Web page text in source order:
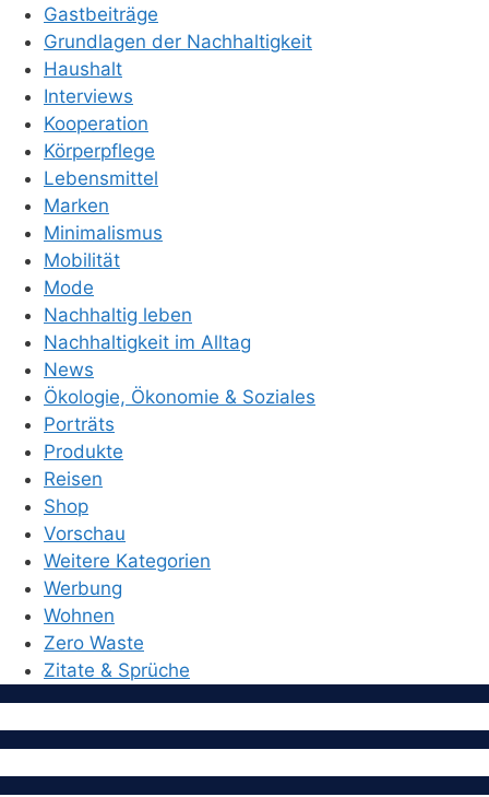
Gastbeiträge
Grundlagen der Nachhaltigkeit
Haushalt
Interviews
Kooperation
Körperpflege
Lebensmittel
Marken
Minimalismus
Mobilität
Mode
Nachhaltig leben
Nachhaltigkeit im Alltag
News
Ökologie, Ökonomie & Soziales
Porträts
Produkte
Reisen
Shop
Vorschau
Weitere Kategorien
Werbung
Wohnen
Zero Waste
Zitate & Sprüche